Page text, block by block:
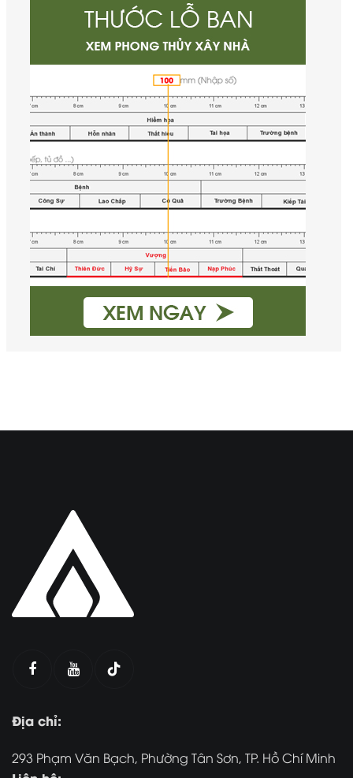
Địa chỉ:
293 Phạm Văn Bạch, Phường Tân Sơn, TP. Hồ Chí Minh